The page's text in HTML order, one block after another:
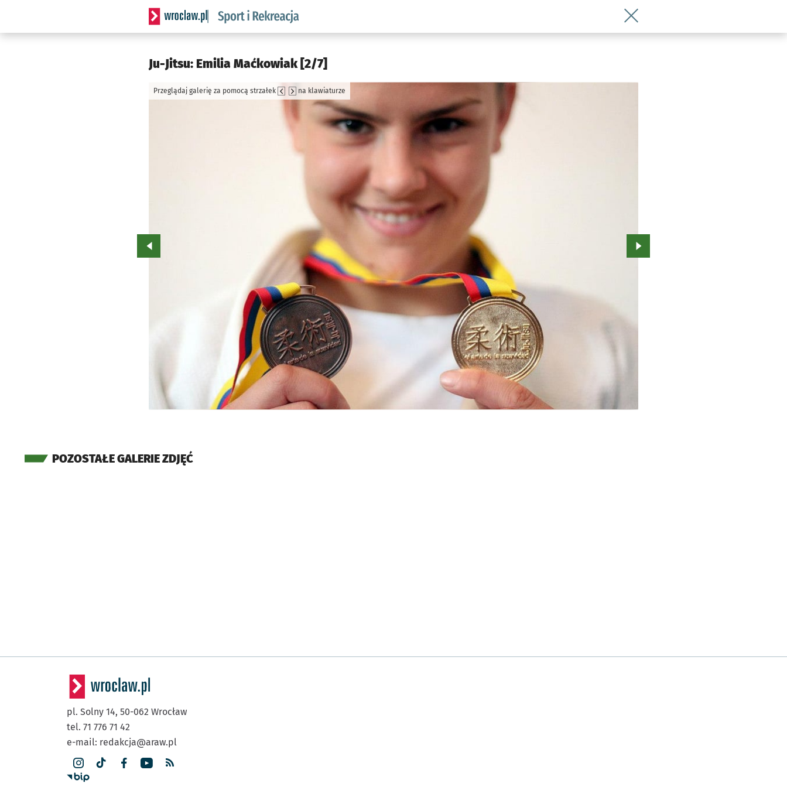
Serwis informacyjny wroclaw.pl podserwis: Sport i rekreacja
Wróć do artykułu Ju-Jitsu: Emilia
Ju-Jitsu: Emilia Maćkowiak [2/7]
Przeglądaj galerię za pomocą strzałek na klawiaturze
Przejdź do poprzedniego zdjęcia. Przejdź do kolejnego zdjęcia.
POZOSTAŁE GALERIE ZDJĘĆ
pl. Solny 14, 50-062 Wrocław
tel. 71 776 71 42
e-mail: redakcja@araw.pl